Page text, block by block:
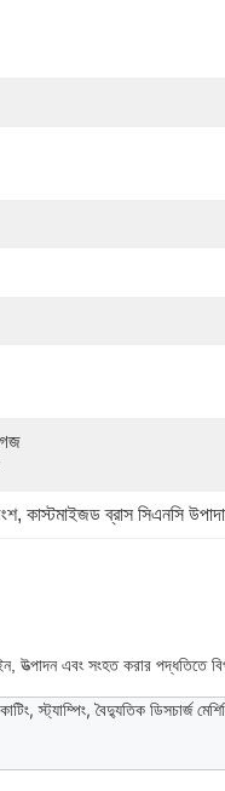
, কাস্টমাইজড ব্রাস সিএনসি
উত্পাদন এবং সংহত করার
স্ট্যাম্পিং, বৈদ্যুতিক ডিসচার্জ